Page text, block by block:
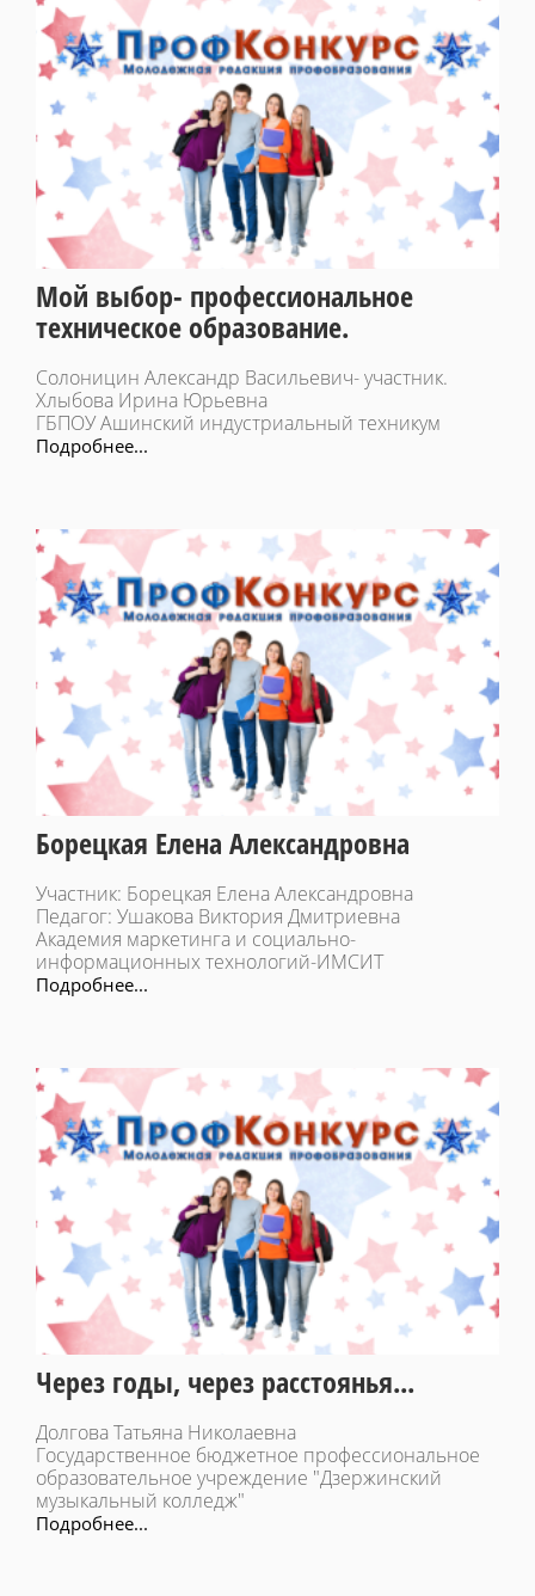
Мой выбор- профессиональное
техническое образование.
Солоницин Александр Васильевич- участник.
Хлыбова Ирина Юрьевна
ГБПОУ Ашинский индустриальный техникум
Подробнее...
Борецкая Елена Александровна
Участник: Борецкая Елена Александровна
Педагог: Ушакова Виктория Дмитриевна
Академия маркетинга и социально-
информационных технологий-ИМСИТ
Подробнее...
Через годы, через расстоянья...
Долгова Татьяна Николаевна
Государственное бюджетное профессиональное
образовательное учреждение "Дзержинский
музыкальный колледж"
Подробнее...